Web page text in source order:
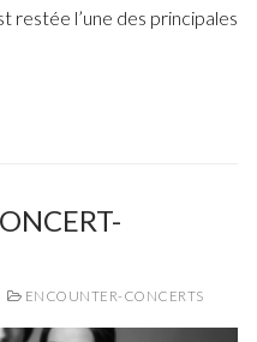
restée l’une des principales
ENCOUNTER-CONCERTS